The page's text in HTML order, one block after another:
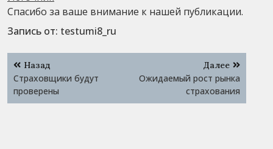
Спасибо за ваше внимание к нашей публикации.
Запись от: testumi8_ru
Навигация
по
записям
Назад
Страховщики будут
проверены
Далее
Ожидаемый рост рынка
страхования